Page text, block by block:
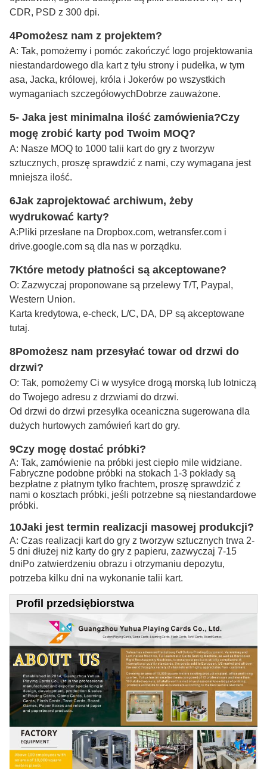
CDR, PSD z 300 dpi.
4Pomożesz nam z projektem?
A: Tak, pomożemy i pomóc zakończyć logo projektowania
niestandardowego dla kart z tyłu strony i pudełka, w tym
asa, Jacka, królowej, króla i Jokerów po wszystkich
wymaganiach szczegółowychDobrze zauważone.
5- Jaka jest minimalna ilość zamówienia?Czy
mogę zrobić karty pod Twoim MOQ?
A: Nasze MOQ to 1000 talii kart do gry z tworzyw
sztucznych, proszę sprawdzić z nami, czy wymagana jest
mniejsza ilość.
6Jak zaprojektować archiwum, żeby
wydrukować karty?
A:Pliki przesłane na Dropbox.com, wetransfer.com i
drive.google.com są dla nas w porządku.
7Które metody płatności są akceptowane?
O: Zazwyczaj proponowane są przelewy T/T, Paypal,
Western Union.
Karta kredytowa, e-check, L/C, DA, DP są akceptowane
tutaj.
8Pomożesz nam przesyłać towar od drzwi do
drzwi?
O: Tak, pomożemy Ci w wysyłce drogą morską lub lotniczą
do Twojego adresu z drzwiami do drzwi.
Od drzwi do drzwi przesyłka oceaniczna sugerowana dla
dużych hurtowych zamówień kart do gry.
9Czy mogę dostać próbki?
A: Tak, zamówienie na próbki jest ciepło mile widziane.
Fabryczne podobne próbki na stokach 1-3 pokłady są
bezpłatne z płatnym tylko frachtem, proszę sprawdzić z
nami o kosztach próbki, jeśli potrzebne są niestandardowe
próbki.
10Jaki jest termin realizacji masowej produkcji?
A: Czas realizacji kart do gry z tworzyw sztucznych trwa 2-
5 dni dłużej niż karty do gry z papieru, zazwyczaj 7-15
dniPo zatwierdzeniu obrazu i otrzymaniu depozytu,
potrzeba kilku dni na wykonanie talii kart.
Profil przedsiębiorstwa